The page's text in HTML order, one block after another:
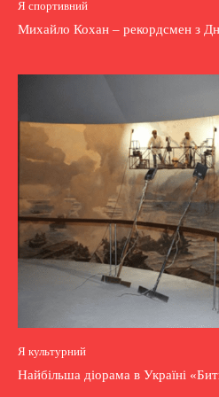
Я спортивний
Михайло Кохан – рекордсмен з
Я культурний
Найбільша діорама в Україні